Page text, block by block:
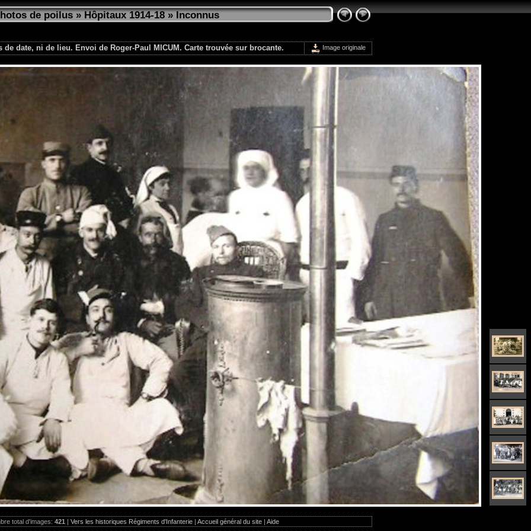
de poilus»Hôpitaux 1914-18»Inconnus
de date, ni de lieu. Envoi de Roger-Paul MICUM. Carte trouvée sur brocante. Image originale
total d'images: 421 | Vers les historiques Régiments d'Infanterie| Accueil général du site| Aide